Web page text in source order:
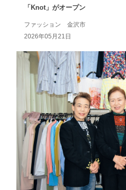
「Knot」がオープン
ファッション 金沢市
2026年05月21日